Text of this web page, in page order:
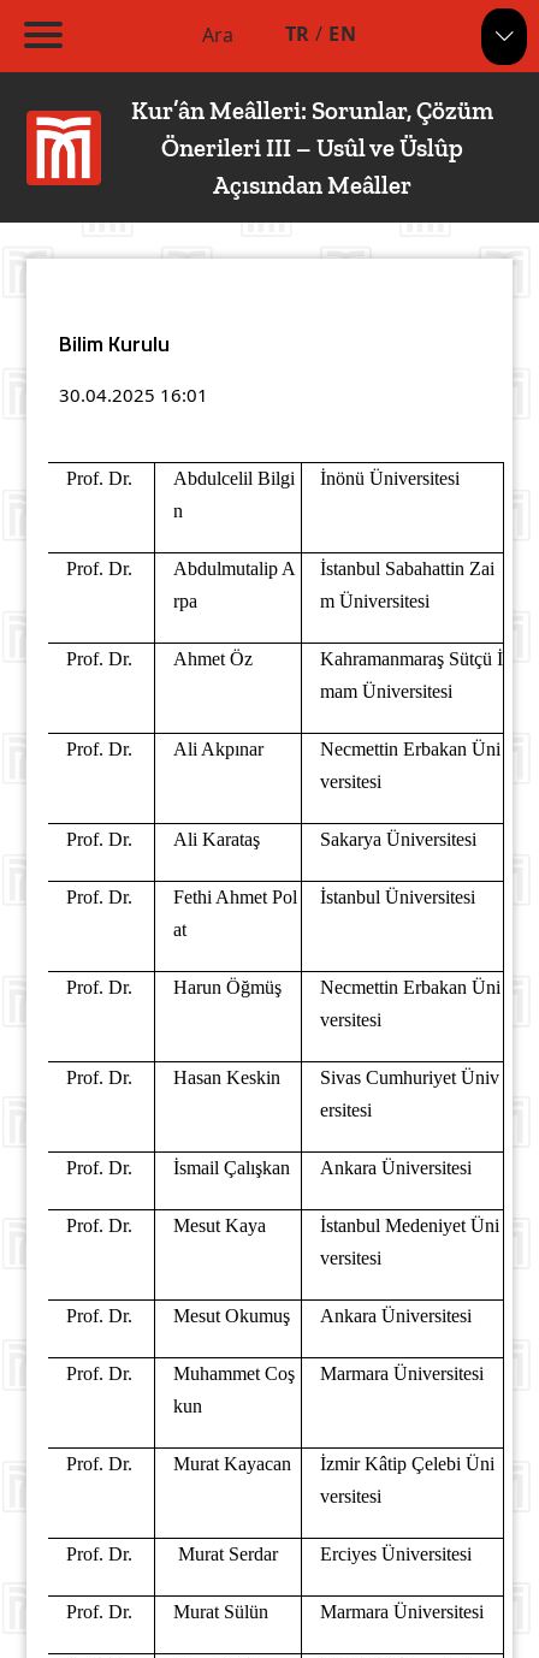
Ara TR / EN
Kur’ân Meâlleri: Sorunlar, Çözüm
Önerileri III – Usûl ve Üslûp
Açısından Meâller
Bilim Kurulu
30.04.2025 16:01
Prof. Dr.
Abdulcelil Bilgi
n
İnönü Üniversitesi
Prof. Dr.
Abdulmutalip A
rpa
İstanbul Sabahattin Zai
m Üniversitesi
Prof. Dr. Ahmet Öz
Kahramanmaraş Sütçü İ
mam Üniversitesi
Prof. Dr. Ali Akpınar
Necmettin Erbakan Üni
versitesi
Prof. Dr. Ali Karataş Sakarya Üniversitesi
Prof. Dr.
Fethi Ahmet Pol
at
İstanbul Üniversitesi
Prof. Dr. Harun Öğmüş
Necmettin Erbakan Üni
versitesi
Prof. Dr. Hasan Keskin
Sivas Cumhuriyet Üniv
ersitesi
Prof. Dr. İsmail Çalışkan Ankara Üniversitesi
Prof. Dr. Mesut Kaya
İstanbul Medeniyet Üni
versitesi
Prof. Dr. Mesut Okumuş Ankara Üniversitesi
Prof. Dr.
Muhammet Coş
kun
Marmara Üniversitesi
Prof. Dr. Murat Kayacan
İzmir Kâtip Çelebi Üni
versitesi
Prof. Dr. Murat Serdar Erciyes Üniversitesi
Prof. Dr. Murat Sülün Marmara Üniversitesi